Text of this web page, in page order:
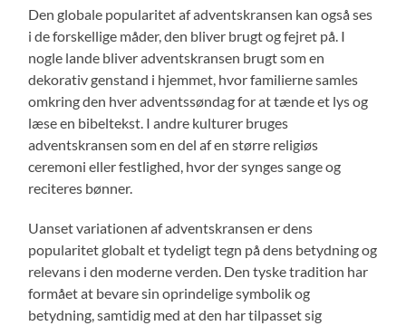
Den globale popularitet af adventskransen kan også ses
i de forskellige måder, den bliver brugt og fejret på. I
nogle lande bliver adventskransen brugt som en
dekorativ genstand i hjemmet, hvor familierne samles
omkring den hver adventssøndag for at tænde et lys og
læse en bibeltekst. I andre kulturer bruges
adventskransen som en del af en større religiøs
ceremoni eller festlighed, hvor der synges sange og
reciteres bønner.
Uanset variationen af adventskransen er dens
popularitet globalt et tydeligt tegn på dens betydning og
relevans i den moderne verden. Den tyske tradition har
formået at bevare sin oprindelige symbolik og
betydning, samtidig med at den har tilpasset sig